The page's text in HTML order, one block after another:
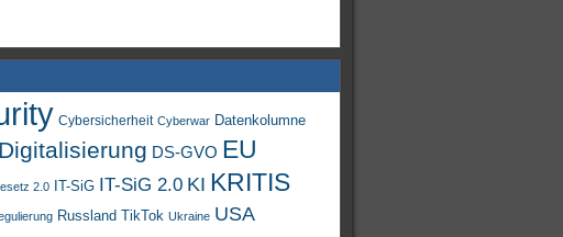
Cybersicherheit Cyberwar Datenkolumne
Digitalisierung DS-GVO EU
2.0 IT-SiG IT-SiG 2.0 KI KRITIS
Russland TikTok Ukraine USA